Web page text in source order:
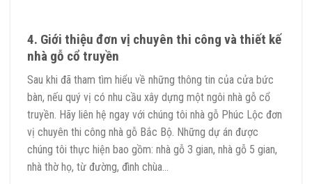
4. Giới thiệu đơn vị chuyên thi công và thiết kế
nhà gỗ cổ truyền
Sau khi đã tham tìm hiểu về những thông tin của cửa bức
bàn, nếu quý vị có nhu cầu xây dựng một ngôi nhà gỗ cổ
truyền. Hãy liên hệ ngay với chúng tôi nhà gỗ Phúc Lộc đơn
vị chuyên thi công nhà gỗ Bắc Bộ. Những dự án được
chúng tôi thực hiện bao gồm: nhà gỗ 3 gian, nhà gỗ 5 gian,
nhà thờ họ, từ đường, đình chùa…